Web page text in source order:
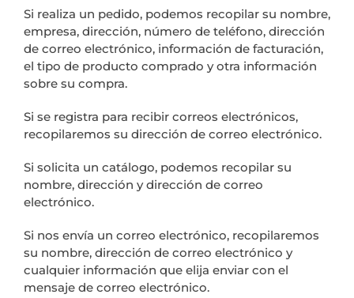
Si realiza un pedido, podemos recopilar su nombre,
empresa, dirección, número de teléfono, dirección
de correo electrónico, información de facturación,
el tipo de producto comprado y otra información
sobre su compra.
Si se registra para recibir correos electrónicos,
recopilaremos su dirección de correo electrónico.
Si solicita un catálogo, podemos recopilar su
nombre, dirección y dirección de correo
electrónico.
Si nos envía un correo electrónico, recopilaremos
su nombre, dirección de correo electrónico y
cualquier información que elija enviar con el
mensaje de correo electrónico.